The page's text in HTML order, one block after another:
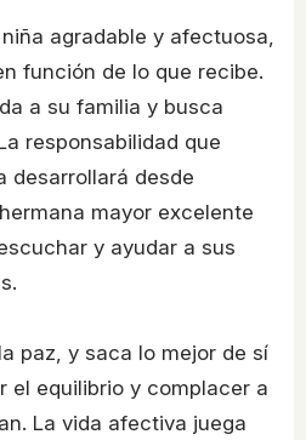
agradable y afectuosa,
función de lo que recibe.
a su familia y busca
responsabilidad que
desarrollará desde
mayor excelente
y ayudar a sus
paz, y saca lo mejor de sí
el equilibrio y complacer a
La vida afectiva juega